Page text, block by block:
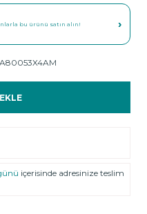
bu ürünü satın alın! ›
içerisinde adresinize teslim